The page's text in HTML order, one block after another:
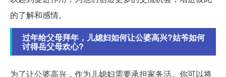
的了解和感情。
过年给父母拜年，儿媳妇如何让公婆高兴?姑爷如何
讨得岳父母欢心?
为了让公婆高兴，作为儿媳妇需要承担家务活。你可以将